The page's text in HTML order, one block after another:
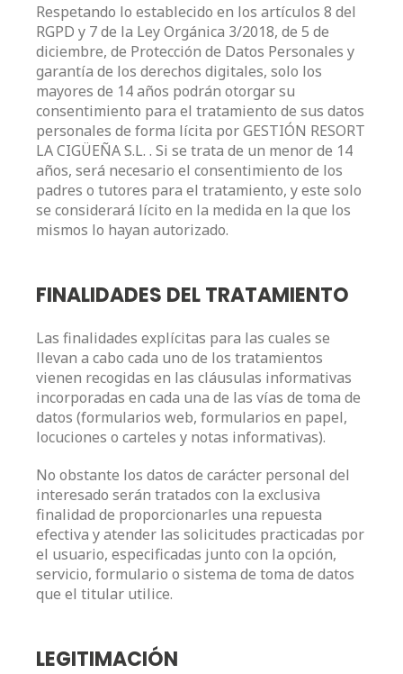
Respetando lo establecido en los artículos 8 del
RGPD y 7 de la Ley Orgánica 3/2018, de 5 de
diciembre, de Protección de Datos Personales y
garantía de los derechos digitales, solo los
mayores de 14 años podrán otorgar su
consentimiento para el tratamiento de sus datos
personales de forma lícita por GESTIÓN RESORT
LA CIGÜEÑA S.L. . Si se trata de un menor de 14
años, será necesario el consentimiento de los
padres o tutores para el tratamiento, y este solo
se considerará lícito en la medida en la que los
mismos lo hayan autorizado.
FINALIDADES DEL TRATAMIENTO
Las finalidades explícitas para las cuales se
llevan a cabo cada uno de los tratamientos
vienen recogidas en las cláusulas informativas
incorporadas en cada una de las vías de toma de
datos (formularios web, formularios en papel,
locuciones o carteles y notas informativas).
No obstante los datos de carácter personal del
interesado serán tratados con la exclusiva
finalidad de proporcionarles una repuesta
efectiva y atender las solicitudes practicadas por
el usuario, especificadas junto con la opción,
servicio, formulario o sistema de toma de datos
que el titular utilice.
LEGITIMACIÓN